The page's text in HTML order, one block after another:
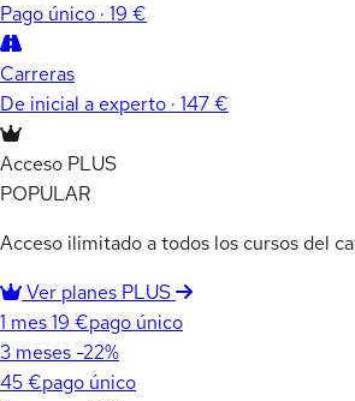
Pago único · 19 €
Carreras
De inicial a experto · 147 €
Acceso PLUS
POPULAR
Acceso ilimitado a todos los cursos del
Ver planes PLUS
1 mes19 €pago único
3 meses -22%
45 €pago único